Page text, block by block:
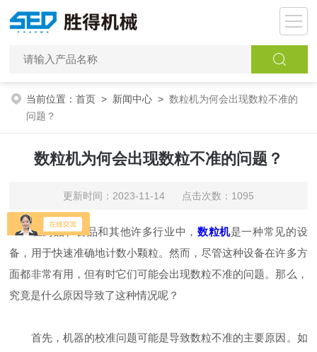
当前位置：首页 > 新闻中心 >数粒机为何会出现数粒不准的
问题？
数粒机为何会出现数粒不准的问题？
更新时间：2023-11-14 点击次数：1095
在药品、食品和其他许多行业中， 数粒机是一种常见的设
备，用于快速准确地计数小颗粒。然而，尽管这种设备在许多方
面都非常有用，但有时它们可能会出现数粒不准的问题。那么，
究竟是什么原因导致了这种情况呢？
首先，机器的校准问题可能是导致数粒不准的主要原因。如